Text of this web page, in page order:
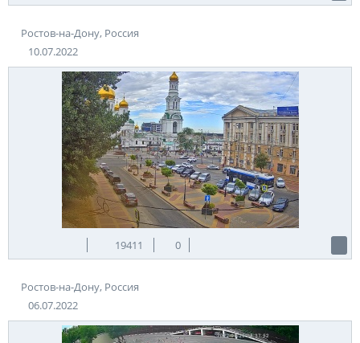
Ростов-на-Дону, Россия
10.07.2022
19411 0
Ростов-на-Дону, Россия
06.07.2022